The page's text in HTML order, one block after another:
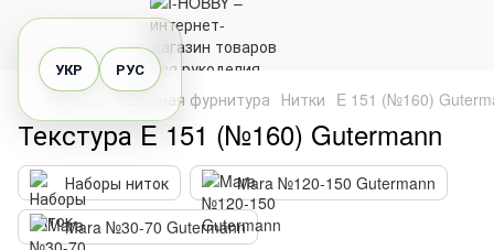
УКР РУС
Швейная фурнитура Нитки E 151 (№160)
Текстура E 151 (№160) Gutermann
Наборы ниток
Mara №120-150 Gutermann
Mara №30-70 Gutermann